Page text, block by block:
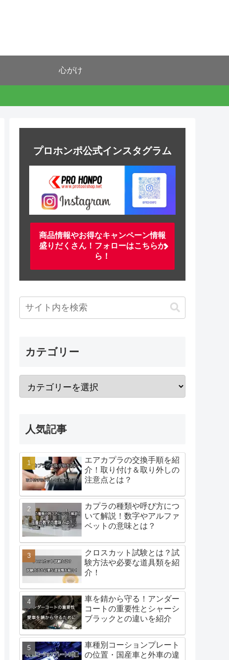
心がけ
プロホンポ公式インスタグラム
商品情報やお得なキャンペーン情報
盛りだくさん！フォローはこちらか
ら！
カテゴリー
人気記事
エアカプラの交換手順を紹
介！取り付け＆取り外しの
注意点とは？
カプラの種類や呼び方につ
いて解説！数字やアルファ
ベットの意味とは？
クロスカット試験とは？試
験方法や必要な道具類を紹
介！
車を錆から守る！アンダー
コートの重要性とシャーシ
ブラックとの違いを紹介
車種別コーションプレート
の位置・国産車と外車の違